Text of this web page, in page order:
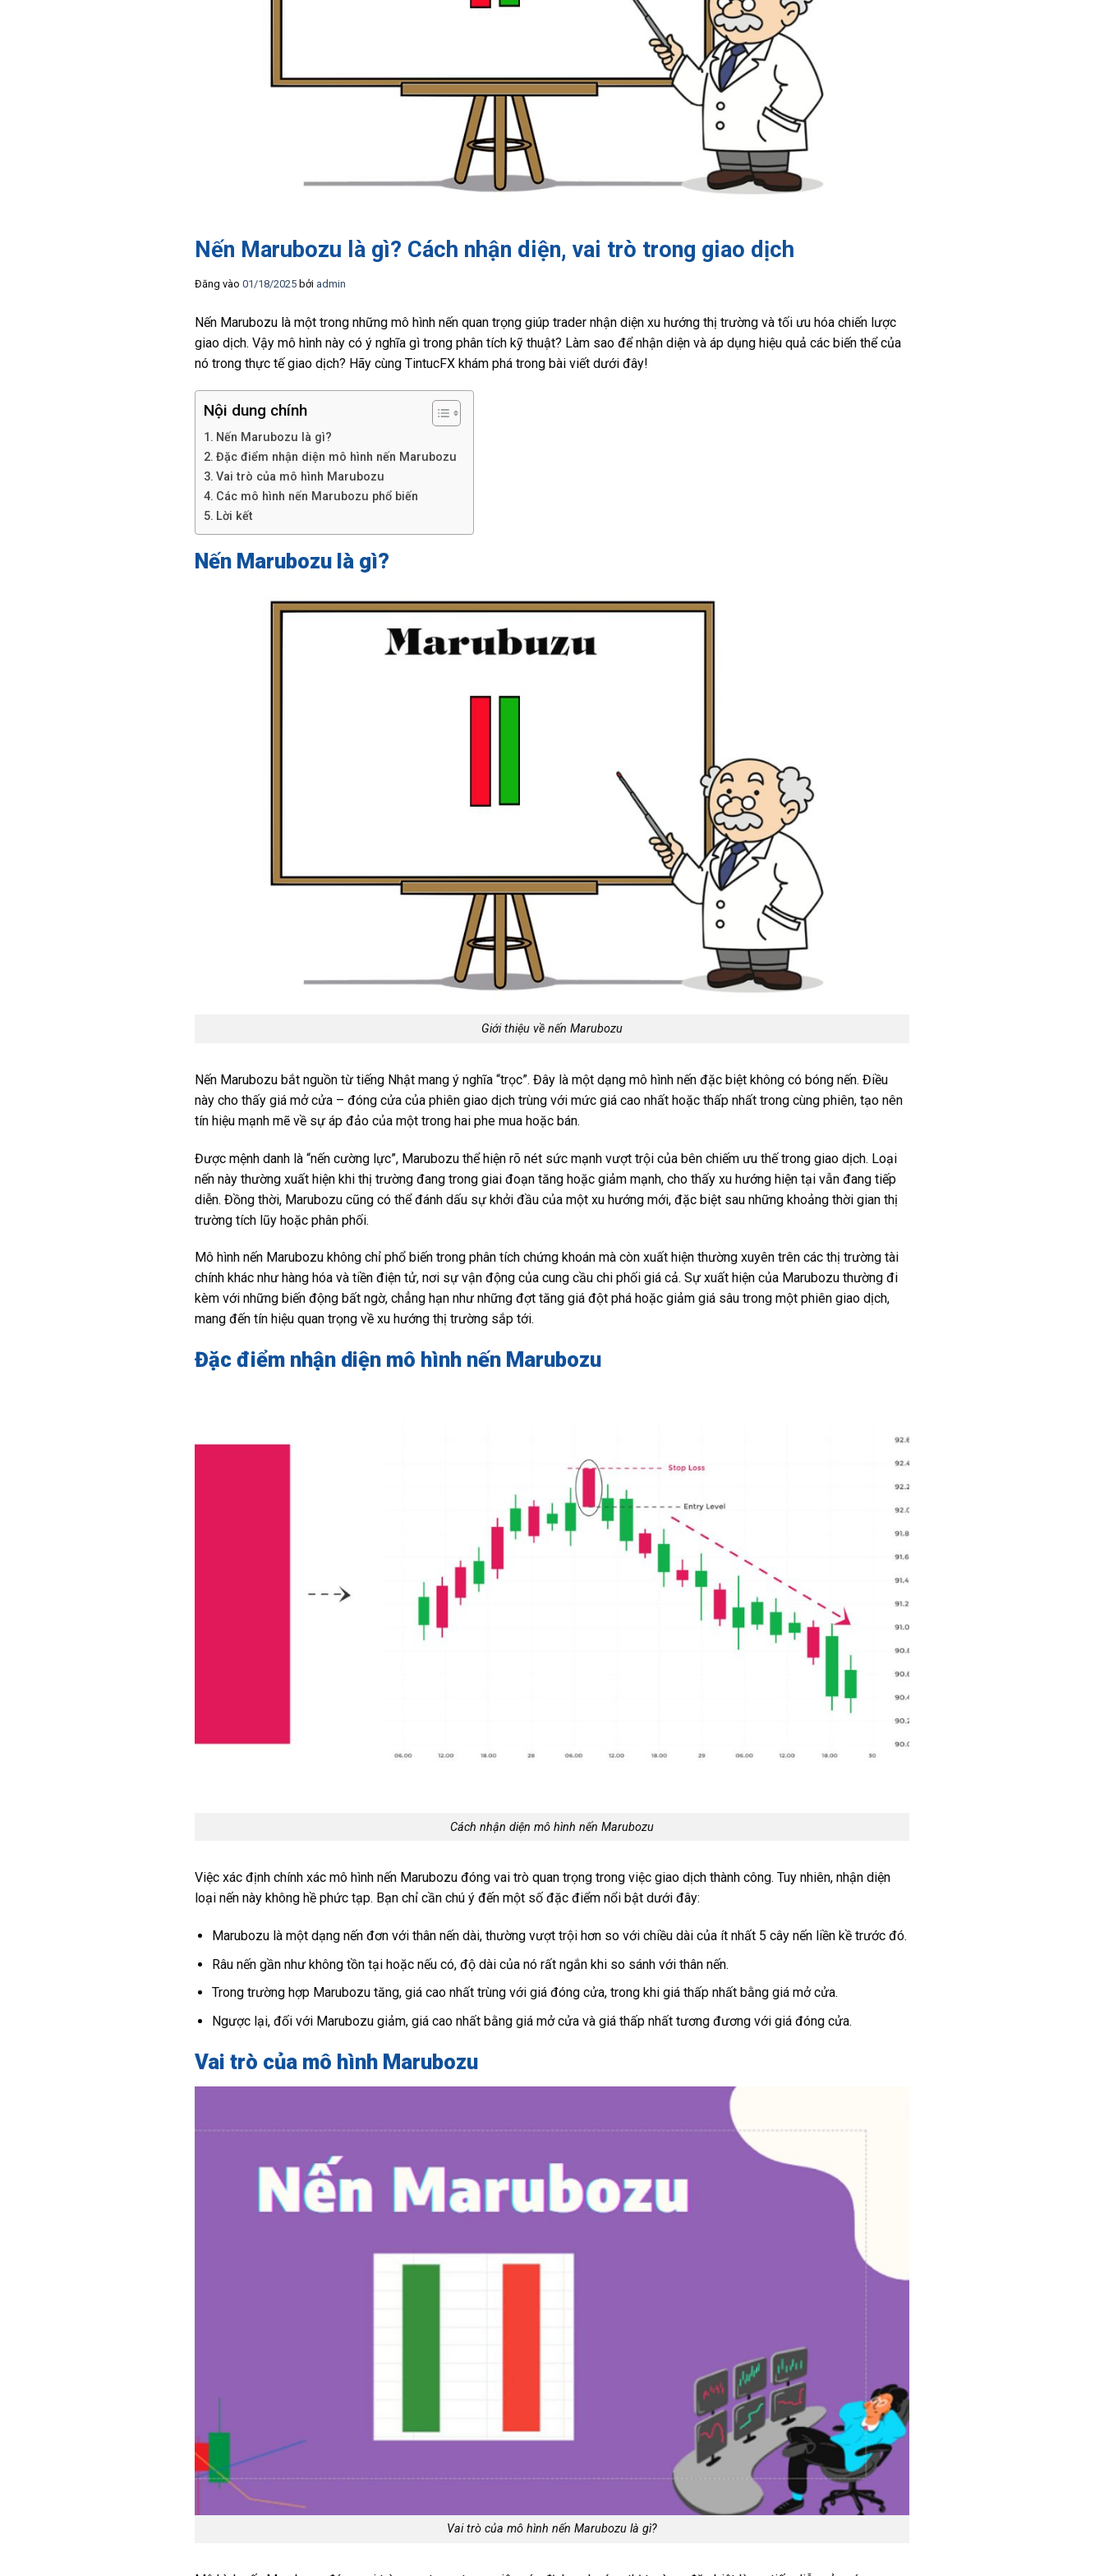
Nến Marubozu là gì? Cách nhận diện, vai trò trong giao dịch
Đăng vào 01/18/2025 bởi admin
Nến Marubozu là một trong những mô hình nến quan trọng giúp trader nhận diện xu hướng thị trường và tối ưu hóa chiến lược
giao dịch. Vậy mô hình này có ý nghĩa gì trong phân tích kỹ thuật? Làm sao để nhận diện và áp dụng hiệu quả các biến thể của
nó trong thực tế giao dịch? Hãy cùng TintucFX khám phá trong bài viết dưới đây!
Nội dung chính
Nến Marubozu là gì?
Đặc điểm nhận diện mô hình nến Marubozu
Vai trò của mô hình Marubozu
Các mô hình nến Marubozu phổ biến
Lời kết
Nến Marubozu là gì?
Giới thiệu về nến Marubozu
Nến Marubozu bắt nguồn từ tiếng Nhật mang ý nghĩa “trọc”. Đây là một dạng mô hình nến đặc biệt không có bóng nến. Điều
này cho thấy giá mở cửa – đóng cửa của phiên giao dịch trùng với mức giá cao nhất hoặc thấp nhất trong cùng phiên, tạo nên
tín hiệu mạnh mẽ về sự áp đảo của một trong hai phe mua hoặc bán.
Được mệnh danh là “nến cường lực”, Marubozu thể hiện rõ nét sức mạnh vượt trội của bên chiếm ưu thế trong giao dịch. Loại
nến này thường xuất hiện khi thị trường đang trong giai đoạn tăng hoặc giảm mạnh, cho thấy xu hướng hiện tại vẫn đang tiếp
diễn. Đồng thời, Marubozu cũng có thể đánh dấu sự khởi đầu của một xu hướng mới, đặc biệt sau những khoảng thời gian thị
trường tích lũy hoặc phân phối.
Mô hình nến Marubozu không chỉ phổ biến trong phân tích chứng khoán mà còn xuất hiện thường xuyên trên các thị trường tài
chính khác như hàng hóa và tiền điện tử, nơi sự vận động của cung cầu chi phối giá cả. Sự xuất hiện của Marubozu thường đi
kèm với những biến động bất ngờ, chẳng hạn như những đợt tăng giá đột phá hoặc giảm giá sâu trong một phiên giao dịch,
mang đến tín hiệu quan trọng về xu hướng thị trường sắp tới.
Đặc điểm nhận diện mô hình nến Marubozu
Cách nhận diện mô hình nến Marubozu
Việc xác định chính xác mô hình nến Marubozu đóng vai trò quan trọng trong việc giao dịch thành công. Tuy nhiên, nhận diện
loại nến này không hề phức tạp. Bạn chỉ cần chú ý đến một số đặc điểm nổi bật dưới đây:
Marubozu là một dạng nến đơn với thân nến dài, thường vượt trội hơn so với chiều dài của ít nhất 5 cây nến liền kề trước đó.
Râu nến gần như không tồn tại hoặc nếu có, độ dài của nó rất ngắn khi so sánh với thân nến.
Trong trường hợp Marubozu tăng, giá cao nhất trùng với giá đóng cửa, trong khi giá thấp nhất bằng giá mở cửa.
Ngược lại, đối với Marubozu giảm, giá cao nhất bằng giá mở cửa và giá thấp nhất tương đương với giá đóng cửa.
Vai trò của mô hình Marubozu
Vai trò của mô hình nến Marubozu là gì?